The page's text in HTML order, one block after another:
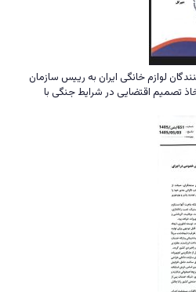
لوازم خانگی ایران به رییس سازمان
تصمیم اقتضایی در شرایط جنگی با